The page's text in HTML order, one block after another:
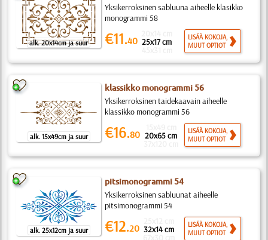
alk. 20x14cm ja suur
Yksikerroksinen sabluuna aiheelle klasikko
monogrammi 58
€11.40 25x17 cm
LISÄÄ KOKOJA,
MUUT OPTIOT
alk. 15x49cm ja suur
klassikko monogrammi 56
Yksikerroksinen taidekaavain aiheelle
klassikko monogrammi 56
€16.80 20x65 cm
LISÄÄ KOKOJA,
MUUT OPTIOT
alk. 25x12cm ja suur
pitsimonogrammi 54
Yksikerroksinen sabluunat aiheelle
pitsimonogrammi 54
€12.20 32x14 cm
LISÄÄ KOKOJA,
MUUT OPTIOT